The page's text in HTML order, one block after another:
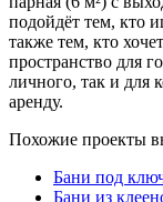
подойдёт тем, кто
также тем, кто
пространство для
личного, так и для
аренду.
Похожие проекты
Бани под
Бани из